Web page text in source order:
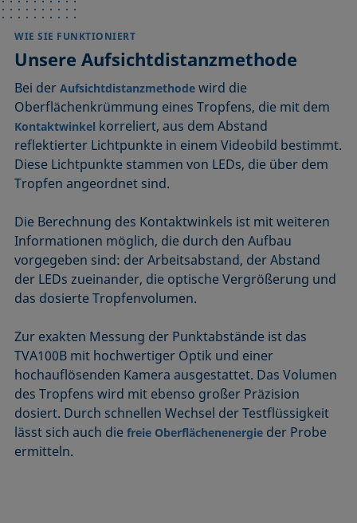
WIE SIE FUNKTIONIERT
Unsere Aufsichtdistanzmethode
Bei derAufsichtdistanzmethode wird die
Oberflächenkrümmung eines Tropfens, die mit dem
Kontaktwinkel korreliert, aus dem Abstand
reflektierter Lichtpunkte in einem Videobild bestimmt.
Diese Lichtpunkte stammen von LEDs, die über dem
Tropfen angeordnet sind.
Die Berechnung des Kontaktwinkels ist mit weiteren
Informationen möglich, die durch den Aufbau
vorgegeben sind: der Arbeitsabstand, der Abstand
der LEDs zueinander, die optische Vergrößerung und
das dosierte Tropfenvolumen.
Zur exakten Messung der Punktabstände ist das
TVA100B mit hochwertiger Optik und einer
hochauflösenden Kamera ausgestattet. Das Volumen
des Tropfens wird mit ebenso großer Präzision
dosiert. Durch schnellen Wechsel der Testflüssigkeit
lässt sich auch diefreie Oberflächenenergie der Probe
ermitteln.